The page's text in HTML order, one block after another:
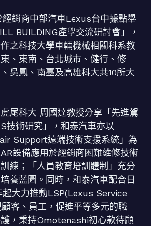
經銷商中部汽車Lexus台中據點舉
BUILDING產學交流研討會」，
之科技大學車輛機械相關科系教
、東南、台北城市、健行、修
吳鳳、南臺及高雄科大共10所大
尾科大 周國達教授分享「先進駕
技術研究」，和泰汽車亦以
Support遠端技術支援系統」為
設備應用於經銷商困難維修技術
練；「人員教育培訓體制」充分
養藍圖。同時，和泰汽車配合日
起大力推動LSP(Lexus Service
客、員工，促進平等多元的職
，秉持Omotenashi初心款待顧